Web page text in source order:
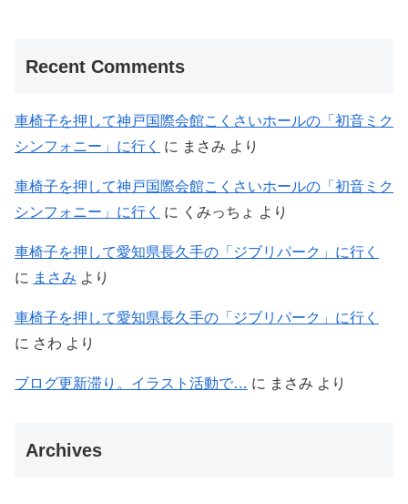
Recent Comments
車椅子を押して神戸国際会館こくさいホールの「初音ミク
シンフォニー」に行く
に まさみ より
車椅子を押して神戸国際会館こくさいホールの「初音ミク
シンフォニー」に行く
に くみっちょ より
車椅子を押して愛知県長久手の「ジブリパーク」に行く
に まさみ より
車椅子を押して愛知県長久手の「ジブリパーク」に行く
に さわ より
ブログ更新滞り。イラスト活動で… に まさみ より
Archives